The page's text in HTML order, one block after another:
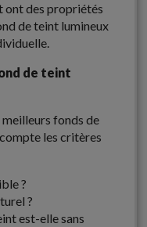
ont des propriétés
de teint lumineux
de teint
fonds de
les critères
?
?
est-elle sans